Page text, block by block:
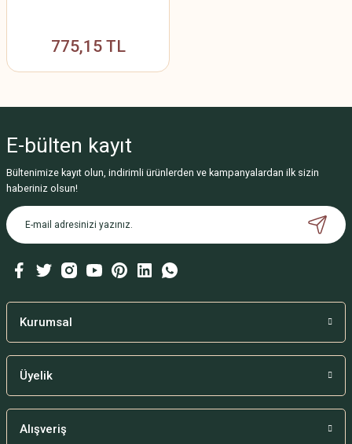
775,15 TL
E-bülten kayıt
Bültenimize kayıt olun, indirimli ürünlerden ve kampanyalardan ilk sizin
haberiniz olsun!
Kurumsal
Üyelik
Alışveriş